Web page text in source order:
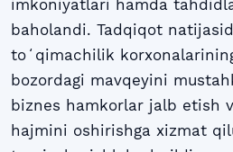
imkoniyatlari hamda
baholandi. Tadqiqot
toʻqimachilik
bozordagi mavqeyini
biznes hamkorlar jalb etish
hajmini oshirishga xizmat